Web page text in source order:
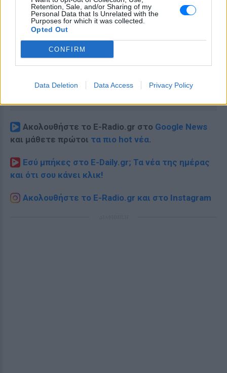
Retention, Sale, and/or Sharing of my
Personal Data that Is Unrelated with the
Purposes for which it was collected.
Opted Out
CONFIRM
Data Deletion Data Access Privacy Policy
Ακολουθήστε το E-Radio.gr στο Google News
και μάθετε πρώτοι τα πιο hot νέα.
Εσύ μπήκες στο E-Daily.gr; Τα νέα της ημέρας
και ότι σου κάνει κλικ!
Ακολουθήστε το E-Radio.gr και στο Instagram